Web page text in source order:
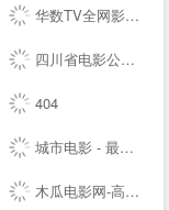
华数TV全网影视-超新超全超热门电影电视剧综艺动漫直播--
四川省电影公司、太平洋电影院线、太平洋电影网_www.cinema.com.cn_影院加盟、全国影院加盟，热线18908083377，QQ16445003，马先生
404
城市电影 - 最新日韩剧欧美剧--
木瓜电影网-高清电影----最新电影-免费电影网-电影院--